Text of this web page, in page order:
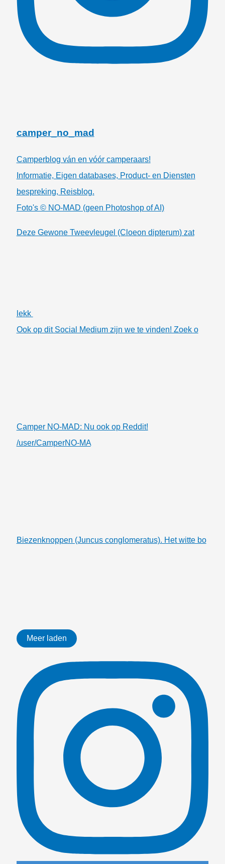
camper_no_mad
Camperblog ván en vóór camperaars!
Informatie, Eigen databases, Product- en Diensten
bespreking, Reisblog.
Foto's © NO-MAD (geen Photoshop of AI)
Deze Gewone Tweevleugel (Cloeon dipterum) zat
lekk
Ook op dit Social Medium zijn we te vinden! Zoek o
Camper NO-MAD: Nu ook op Reddit!
/user/CamperNO-MA
Biezenknoppen (Juncus conglomeratus). Het witte bo
Meer laden